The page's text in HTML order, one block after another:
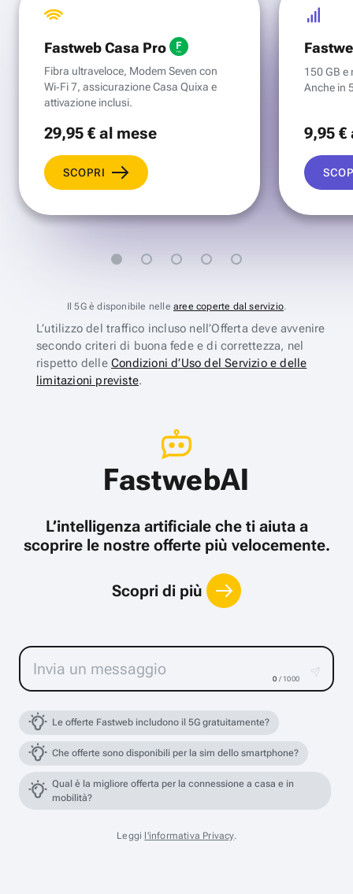
Fastweb Casa Pro
Fibra ultraveloce, Modem Seven con
Wi‑Fi 7, assicurazione Casa Quixa e
attivazione inclusi.
29,95 €al mese
SCOPRI
150 GB e
Anche in
9,95 €
Il 5G è disponibile nelle aree coperte dal servizio.
L’utilizzo del traffico incluso nell’Offerta deve avvenire
secondo criteri di buona fede e di correttezza, nel
rispetto delle Condizioni d’Uso del Servizio e delle
limitazioni previste.
FastwebAI
L’intelligenza artificiale che ti aiuta a
scoprire le nostre offerte più velocemente.
Scopri di più
0 / 1000
Le offerte Fastweb includono il 5G gratuitamente?
Che offerte sono disponibili per la sim dello smartphone?
Qual è la migliore offerta per la connessione a casa e in
mobilità?
Leggi l'informativa Privacy.